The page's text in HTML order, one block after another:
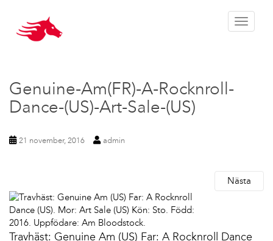
Toggle
Genuine-Am(FR)-A-Rocknroll-
Dance-(US)-Art-Sale-(US)
21 november, 2016 admin
Nästa
Travhäst: Genuine Am (US) Far: A Rocknroll Dance